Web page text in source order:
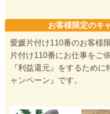
お客様限定のキ
愛媛片付け110番のお客様
片付け110番にお仕事をご
『利益還元』をするため
ャンペーン』です。